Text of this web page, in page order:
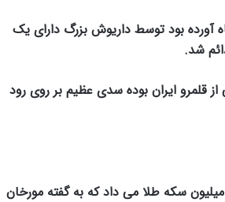
آورده بود توسط داریوش بزرگ دارای یک
شد.
قلمرو ایران بوده سدی عظیم بر روی رود
سکه طلا می داد که به گفته مورخان